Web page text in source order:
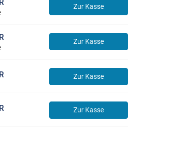
Zur Kasse
Zur Kasse
Zur Kasse
Zur Kasse